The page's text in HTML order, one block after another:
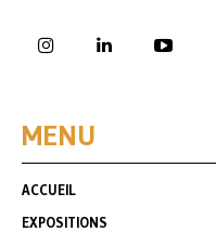
MENU
ACCUEIL
EXPOSITIONS